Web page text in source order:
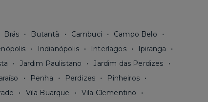
Brás Butantã Cambuci
Campo Belo
Indianópolis Interlagos
Ipiranga
Jardim Paulistano
Jardim das Perdizes
Penha Perdizes
Pinheiros
Vila Buarque
Vila Clementino